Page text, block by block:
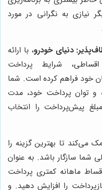
نیازی به نگرانی در مورد
دنیای خودرو، با ارائه
شرایط پرداخت
خود فراهم کرده است. شما
و توان پرداخت خود، مدت
پیش‌پرداخت را انتخاب
می‌کند تا بهترین گزینه را
شما سازگار باشد. به عنوان
ماهانه کمتری پرداخت
را افزایش دهید. و